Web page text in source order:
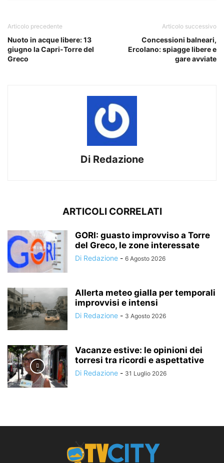
Articolo precedente
Nuoto in acque libere: 13
giugno la Capri-Torre del
Greco
Articolo successivo
Concessioni balneari,
Ercolano: spiagge libere e
gare avviate
Di Redazione
ARTICOLI CORRELATI
GORI: guasto improvviso a Torre
del Greco, le zone interessate
Di Redazione - 6 Agosto 2026
Allerta meteo gialla per temporali
improvvisi e intensi
Di Redazione - 3 Agosto 2026
Vacanze estive: le opinioni dei
torresi tra ricordi e aspettative
Di Redazione - 31 Luglio 2026